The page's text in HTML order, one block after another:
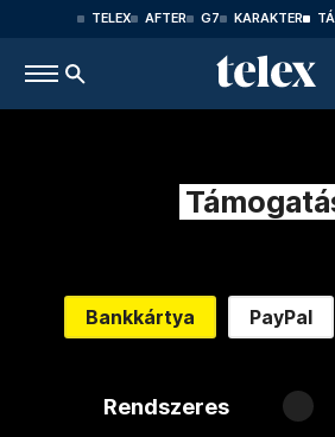
TELEX AFTER G7 KARAKTER
Bankkártya PayPal
Rendszeres